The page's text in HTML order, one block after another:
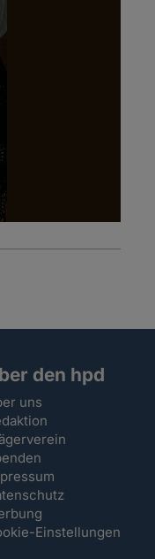
den hpd
uns
Einstellungen